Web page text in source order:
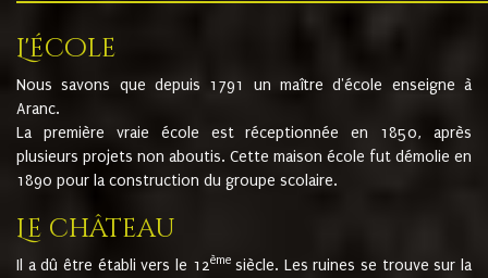
L'école
Nous savons que depuis 1791 un maître d'école enseigne à
Aranc.
La première vraie école est réceptionnée en 1850, après
plusieurs projets non aboutis. Cette maison école fut démolie en
1890 pour la construction du groupe scolaire.
Le château
Il a dû être établi vers le 12èmesiècle. Les ruines se trouve sur la